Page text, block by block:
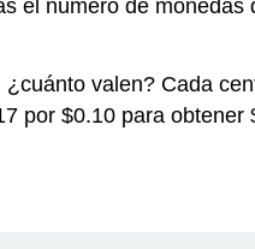
el número de monedas
valen? Cada
por $0.10 para obtener